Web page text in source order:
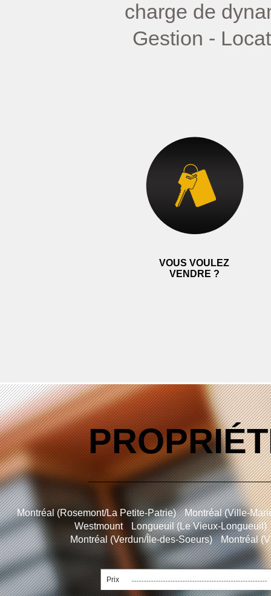
charge de
Gestion -
VOUS VOULEZ
VENDRE ?
Montréal (Rosemont/La Petite-Patrie)
Montréal (Ville-
Westmount
Longueuil (Le Vieux-Longueuil)
Montréal (Verdun/Île-des-Soeurs)
Montréal
Prix